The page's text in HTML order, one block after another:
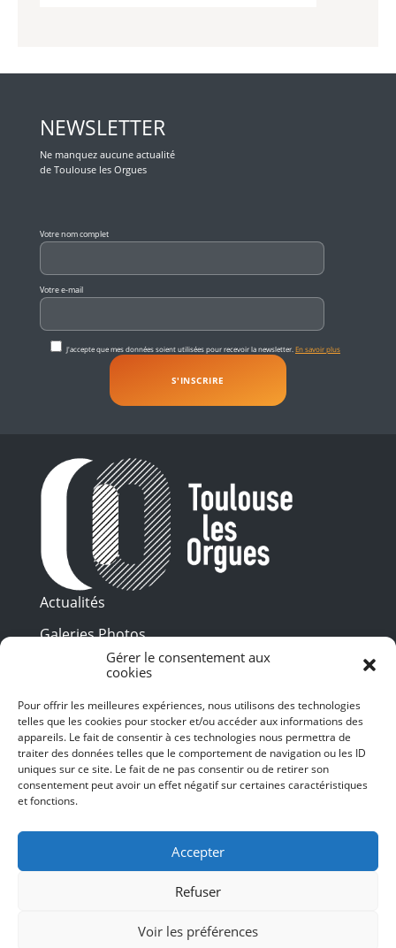
Gérer le consentement aux
cookies
Pour offrir les meilleures expériences, nous utilisons des technologies
telles que les cookies pour stocker et/ou accéder aux informations des
appareils. Le fait de consentir à ces technologies nous permettra de
traiter des données telles que le comportement de navigation ou les ID
uniques sur ce site. Le fait de ne pas consentir ou de retirer son
consentement peut avoir un effet négatif sur certaines caractéristiques
et fonctions.
Accepter
Refuser
Voir les préférences
NEWSLETTER
Ne manquez aucune actualité
de Toulouse les Orgues
Votre nom complet
Votre e-mail
J'accepte que mes données soient utilisées pour recevoir la newsletter. En savoir plus
Actualités
Galeries Photos
Vidéothèque
Presse
Billetterie
Recrutement
Mentions légales
Politique de confidentialité
SUIVEZ-NOUS
© 2024 Toulouse les Orgues – Tous droits